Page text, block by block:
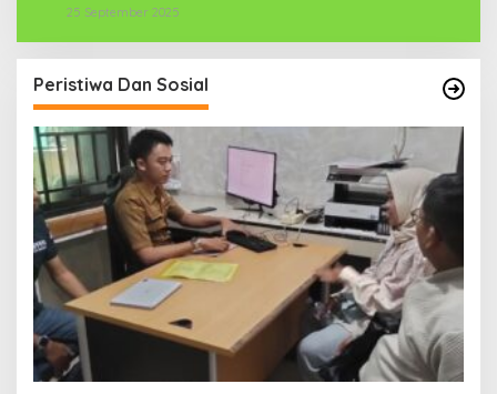
25 September 2025
Peristiwa Dan Sosial